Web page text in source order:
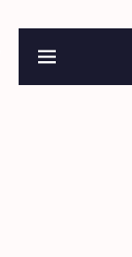
Online reserveren